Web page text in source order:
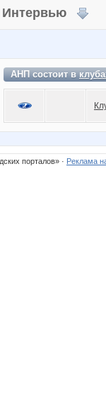
Интервью
АНП состоит в
порталов» · Реклама